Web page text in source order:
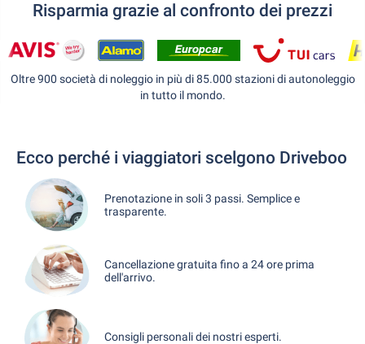
Risparmia grazie al confronto dei prezzi
Oltre 900 società di noleggio in più di 85.000 stazioni di autonoleggio
in tutto il mondo.
Ecco perché i viaggiatori scelgono Driveboo
Prenotazione in soli 3 passi. Semplice e
trasparente.
Cancellazione gratuita fino a 24 ore prima
dell'arrivo.
Consigli personali dei nostri esperti.